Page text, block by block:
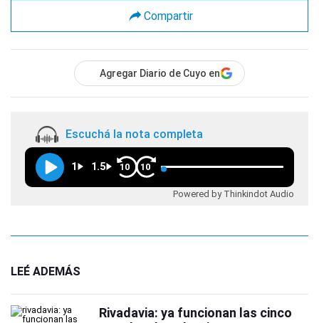
Compartir
Agregar Diario de Cuyo en
Escuchá la nota completa
1 1.5 10 10
Powered by Thinkindot Audio
LEÉ ADEMÁS
Rivadavia: ya funcionan las cinco